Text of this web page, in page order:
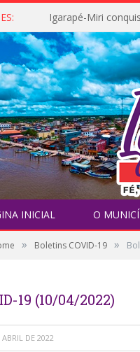
INICIAL O
» Boletins COVID-19 »
19 (10/04/2022)
ABRIL DE 2022